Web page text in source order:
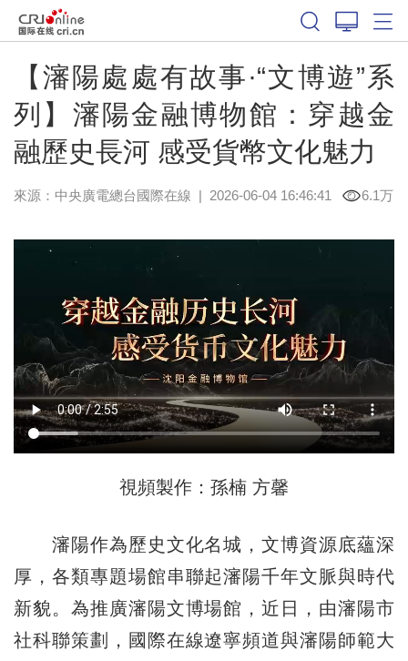
【瀋陽處處有故事·“文博遊”系
列】瀋陽金融博物館：穿越金
融歷史長河 感受貨幣文化魅力
來源：中央廣電總台國際在線 | 2026-06-04 16:46:41 6.1万
視頻製作：孫楠 方馨
瀋陽作為歷史文化名城，文博資源底蘊深
厚，各類專題場館串聯起瀋陽千年文脈與時代
新貌。為推廣瀋陽文博場館，近日，由瀋陽市
社科聯策劃，國際在線遼寧頻道與瀋陽師範大